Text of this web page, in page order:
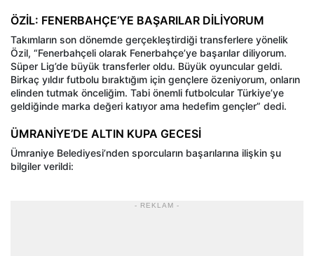
ÖZİL: FENERBAHÇE’YE BAŞARILAR DİLİYORUM
Takımların son dönemde gerçekleştirdiği transferlere yönelik
Özil, “Fenerbahçeli olarak Fenerbahçe’ye başarılar diliyorum.
Süper Lig’de büyük transferler oldu. Büyük oyuncular geldi.
Birkaç yıldır futbolu bıraktığım için gençlere özeniyorum, onların
elinden tutmak önceliğim. Tabi önemli futbolcular Türkiye’ye
geldiğinde marka değeri katıyor ama hedefim gençler” dedi.
ÜMRANİYE’DE ALTIN KUPA GECESİ
Ümraniye Belediyesi’nden sporcuların başarılarına ilişkin şu
bilgiler verildi:
- REKLAM -